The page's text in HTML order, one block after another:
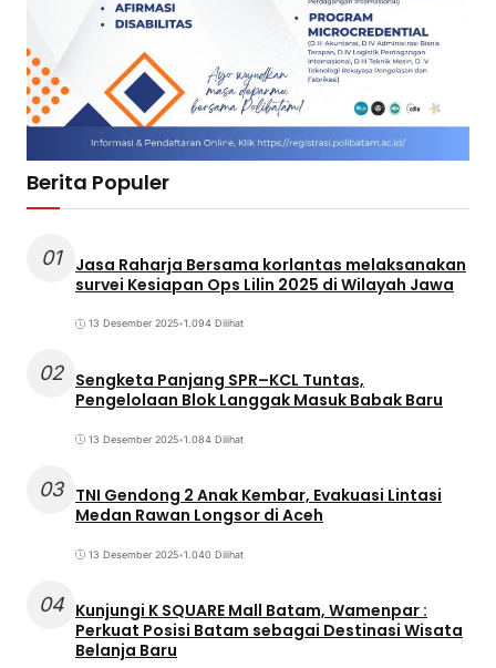
Berita Populer
01
Jasa Raharja Bersama korlantas melaksanakan
survei Kesiapan Ops Lilin 2025 di Wilayah Jawa
13 Desember 2025•1.094 Dilihat
02 Sengketa Panjang SPR–KCL Tuntas,
Pengelolaan Blok Langgak Masuk Babak Baru
13 Desember 2025•1.084 Dilihat
03 TNI Gendong 2 Anak Kembar, Evakuasi Lintasi
Medan Rawan Longsor di Aceh
13 Desember 2025•1.040 Dilihat
04 Kunjungi K SQUARE Mall Batam, Wamenpar :
Perkuat Posisi Batam sebagai Destinasi Wisata
Belanja Baru